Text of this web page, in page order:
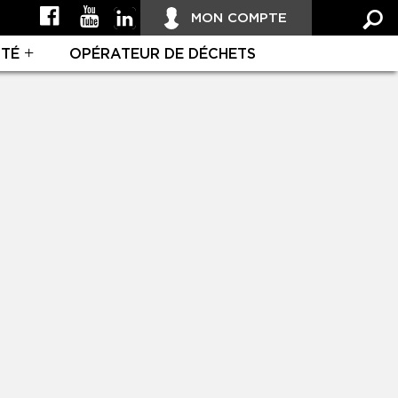
MON COMPTE
OPÉRATEUR DE DÉCHETS